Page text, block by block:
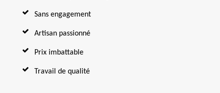
Sans engagement
Artisan passionné
Prix imbattable
Travail de qualité